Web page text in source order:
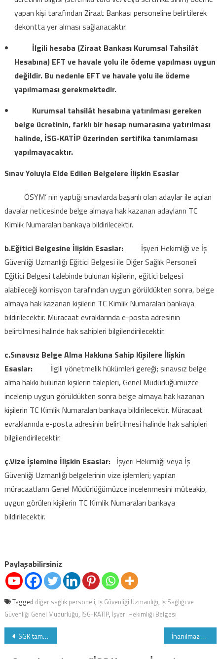
yapan kişi tarafından Ziraat Bankası personeline belirtilerek
dekontta yer alması sağlanacaktır.
İlgili hesaba (Ziraat Bankası Kurumsal Tahsilât
Hesabına) EFT ve havale yolu ile ödeme yapılması uygun
değildir. Bu nedenle EFT ve havale yolu ile ödeme
yapılmaması gerekmektedir.
Kurumsal tahsilât hesabına yatırılması gereken
belge ücretinin, farklı bir hesap numarasına yatırılması
halinde, İSG-KATİP üzerinden sertifika tanımlaması
yapılmayacaktır.
Sınav Yoluyla Elde Edilen Belgelere İlişkin Esaslar
ÖSYM’ nin yaptığı sınavlarda başarılı olan adaylar ile açılan
davalar neticesinde belge almaya hak kazanan adayların TC
Kimlik Numaraları bankaya bildirilecektir.
b.Eğitici Belgesine İlişkin Esaslar:İşyeri Hekimliği ve İş
Güvenliği Uzmanlığı Eğitici Belgesi ile Diğer Sağlık Personeli
Eğitici Belgesi talebinde bulunan kişilerin, eğitici belgesi
alabileceği komisyon tarafından uygun görüldükten sonra, belge
almaya hak kazanan kişilerin TC Kimlik Numaraları bankaya
bildirilecektir. Müracaat evraklarında e-posta adresinin
belirtilmesi halinde hak sahipleri bilgilendirilecektir.
c.Sınavsız Belge Alma Hakkına Sahip Kişilere İlişkin
Esaslar:İlgili yönetmelik hükümleri gereği; sınavsız belge
alma hakkı bulunan kişilerin talepleri, Genel Müdürlüğümüzce
incelenip uygun görüldükten sonra belge almaya hak kazanan
kişilerin TC Kimlik Numaraları bankaya bildirilecektir. Müracaat
evraklarında e-posta adresinin belirtilmesi halinde hak sahipleri
bilgilendirilecektir.
ç.Vize İşlemine İlişkin Esaslar:İşyeri Hekimliği veya İş
Güvenliği Uzmanlığı belgelerinin vize işlemleri; yapılan
müracaatların Genel Müdürlüğümüzce incelenmesini müteakip,
uygun görülen kişilerin TC Kimlik Numaraları bankaya
bildirilecektir.
Paylaşabilirsiniz
Tagged diğer sağlık personeli, İş Güvenliği Uzmanlığı, İş Sağlığı ve
Güvenliği Genel Müdürlüğü, İSG-KATİP, İşyeri Hekimliği Belgesi
Yazı
SGK tam 17 Kanunla hizmet veriyor İnanılmaz ama gerçek başarının sırrı "CEHALET"